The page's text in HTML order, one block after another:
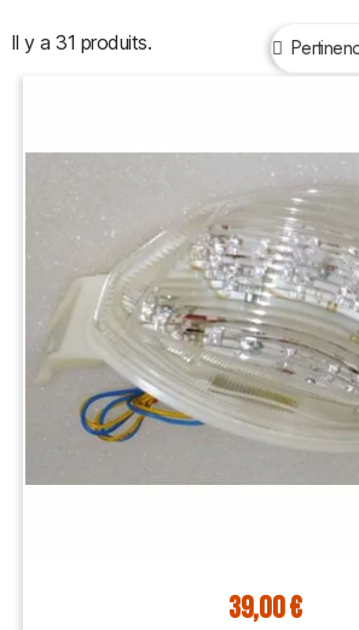
Il y a 31 produits.
39,00 €